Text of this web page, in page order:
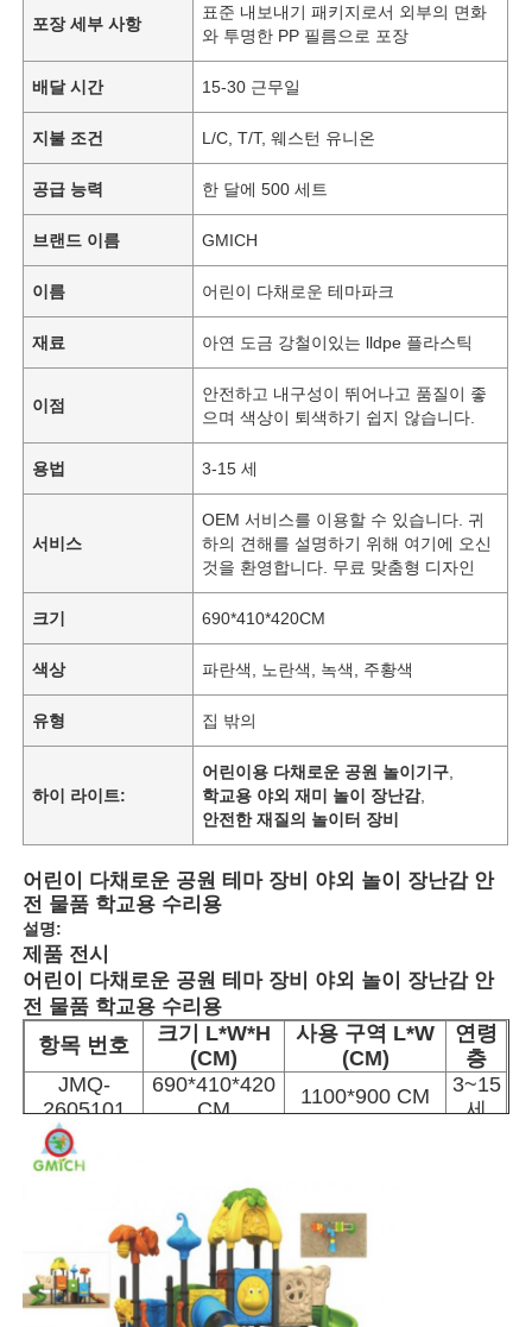
포장 세부 사항
표준 내보내기 패키지로서 외부의 면화
와 투명한 PP 필름으로 포장
배달 시간 15-30 근무일
지불 조건 L/C, T/T, 웨스턴 유니온
공급 능력 한 달에 500 세트
브랜드 이름 GMICH
이름 어린이 다채로운 테마파크
재료 아연 도금 강철이있는 lldpe 플라스틱
이점
안전하고 내구성이 뛰어나고 품질이 좋
으며 색상이 퇴색하기 쉽지 않습니다.
용법 3-15 세
서비스
OEM 서비스를 이용할 수 있습니다. 귀
하의 견해를 설명하기 위해 여기에 오신
것을 환영합니다. 무료 맞춤형 디자인
크기 690*410*420CM
색상 파란색, 노란색, 녹색, 주황색
유형 집 밖의
하이 라이트:
어린이용 다채로운 공원 놀이기구
학교용 야외 재미 놀이 장난감,
안전한 재질의 놀이터 장비
어린이 다채로운 공원 테마 장비 야외 놀이 장난감 안
전 물품 학교용 수리용
설명:
제품 전시
어린이 다채로운 공원 테마 장비 야외 놀이 장난감 안
전 물품 학교용 수리용
항목 번호
크기 L*W*H
(CM)
사용 구역 L*W
(CM)
연령
층
JMQ-
2605101
690*410*420
CM
1100*900 CM
3~15
세